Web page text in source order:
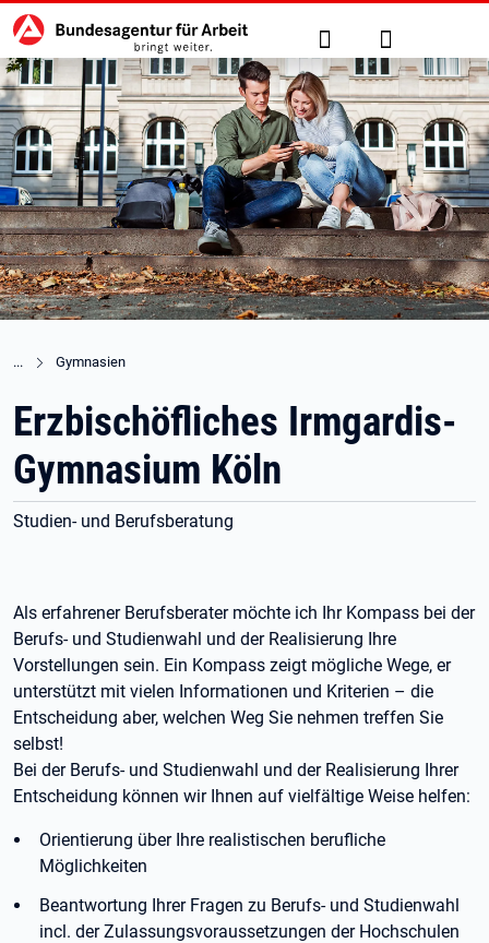
zu den Hauptinhalten springen
Hauptnavigation Suche Anmelden
Gymnasien
Erzbischöfliches Irmgardis-
Gymnasium Köln
Studien- und Berufsberatung
Als erfahrener Berufsberater möchte ich Ihr Kompass bei der
Berufs- und Studienwahl und der Realisierung Ihre
Vorstellungen sein. Ein Kompass zeigt mögliche Wege, er
unterstützt mit vielen Informationen und Kriterien – die
Entscheidung aber, welchen Weg Sie nehmen treffen Sie
selbst!
Bei der Berufs- und Studienwahl und der Realisierung Ihrer
Entscheidung können wir Ihnen auf vielfältige Weise helfen:
Orientierung über Ihre realistischen berufliche
Möglichkeiten
Beantwortung Ihrer Fragen zu Berufs- und Studienwahl
incl. der Zulassungsvoraussetzungen der Hochschulen